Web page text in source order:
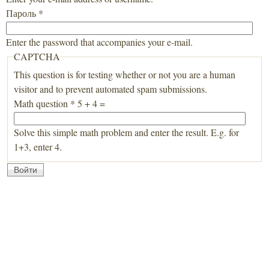
Пароль *
Enter the password that accompanies your e-mail.
CAPTCHA
This question is for testing whether or not you are a human
visitor and to prevent automated spam submissions.
Math question * 5 + 4 =
Solve this simple math problem and enter the result. E.g. for
1+3, enter 4.